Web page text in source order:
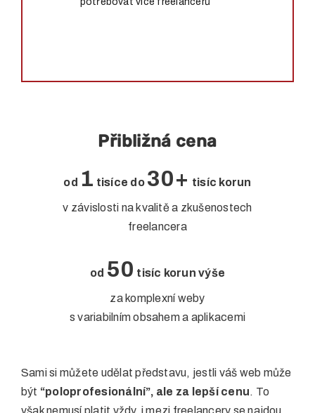
Přibližná cena
od 1 tisíce do 30+ tisíc korun
v závislosti na kvalitě a zkušenostech
freelancera
od 50 tisíc korun výše
za komplexní weby
s variabilním obsahem a aplikacemi
Sami si můžete udělat představu, jestli váš web může
být “poloprofesionální”, ale za lepší cenu. To